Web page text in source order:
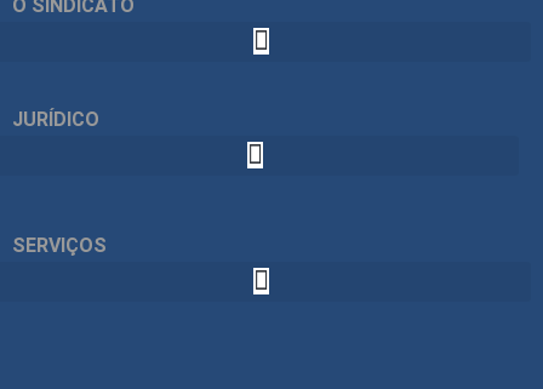
O SINDICATO
JURÍDICO
SERVIÇOS